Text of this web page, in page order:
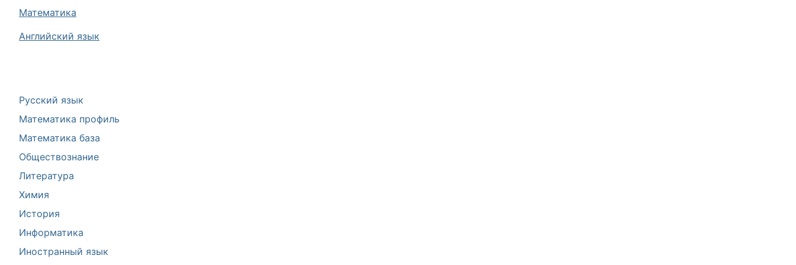
Русский язык
Математика профиль
Математика база
Обществознание
Литература
Химия
История
Информатика
Иностранный язык
Математика
Английский язык